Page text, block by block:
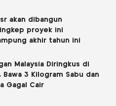
akan dibangun
proyek ini
akhir tahun ini
Malaysia Diringkus di
Bawa 3 Kilogram Sabu dan
Gagal Cair